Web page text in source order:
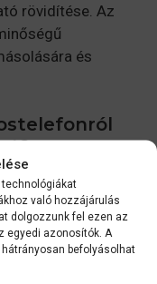
technológiákat
való hozzájárulás
dolgozzunk fel ezen az
egyedi azonosítók. A
befolyásolhat
rövidítése. Az
és
alkalmazás
vagy
és